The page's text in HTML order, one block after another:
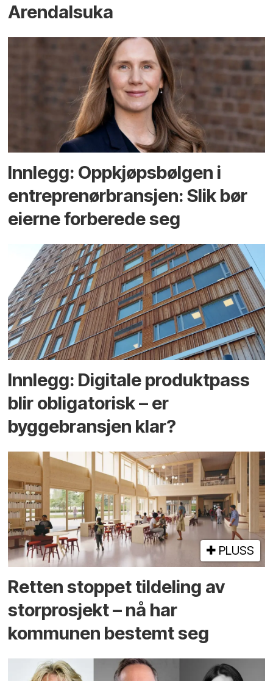
Arendals­uka
Innlegg: Oppkjøps­bølgen i
entreprenør­bransjen: Slik bør
eierne forberede seg
Innlegg: Digitale produktpass
blir obligatorisk – er
byggebransjen klar?
PLUSS
Retten stoppet tildeling av
storprosjekt – nå har
kommunen bestemt seg